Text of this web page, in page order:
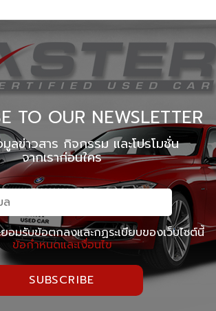
TO OUR NEWSLETTER
ลข่าวสาร กิจกรรม และโปรโมชั่น
จากเราก่อนใคร
อมรับข้อตกลงและกฏระเบียบของเว็บไซต์นี้
ข้อกำหนดและเงื่อนไข
SUBSCRIBE